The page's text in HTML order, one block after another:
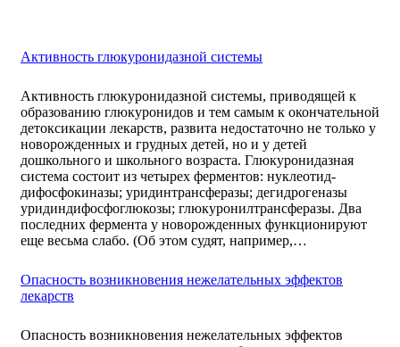
Активность глюкуронидазной системы
Активность глюкуронидазной системы, приводящей к
образованию глюкуронидов и тем самым к окончательной
детоксикации лекарств, развита недостаточно не только у
новорожденных и грудных детей, но и у детей
дошкольного и школьного возраста. Глюкуронидазная
система состоит из четырех ферментов: нуклеотид-
дифосфокиназы; уридинтрансферазы; дегидрогеназы
уридиндифосфоглюкозы; глюкуронилтрансферазы. Два
последних фермента у новорожденных функционируют
еще весьма слабо. (Об этом судят, например,…
Опасность возникновения нежелательных эффектов
лекарств
Опасность возникновения нежелательных эффектов